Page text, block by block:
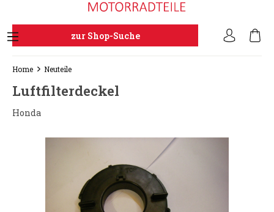
zur Shop-Suche
Home Neuteile
Luftfilterdeckel
Honda